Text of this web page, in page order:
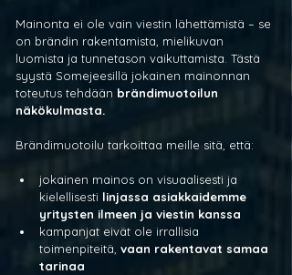
Mainonta ei ole vain viestin lähettämistä – se
on brändin rakentamista, mielikuvan
luomista ja tunnetason vaikuttamista. Tästä
syystä Somejeesillä jokainen mainonnan
toteutus tehdään brändimuotoilun
näkökulmasta.
Brändimuotoilu tarkoittaa meille sitä, että:
jokainen mainos on visuaalisesti ja
kielellisesti linjassa asiakkaidemme
yritysten ilmeen ja viestin kanssa
kampanjat eivät ole irrallisia
toimenpiteitä, vaan rakentavat samaa
tarinaa